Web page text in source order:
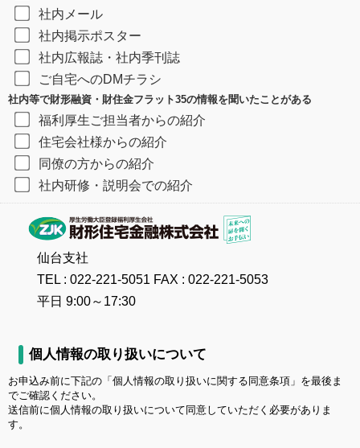
社内メール
社内掲示ポスター
社内広報誌・社内季刊誌
ご自宅へのDMチラシ
社内等で財形融資・財住金フラット35の情報を聞いたことがある
福利厚生ご担当者からの紹介
住宅会社様からの紹介
同僚の方からの紹介
社内研修・説明会での紹介
仙台支社
TEL : 022-221-5051 FAX : 022-221-5053
平日 9:00～17:30
個人情報の取り扱いについて
お申込み前に下記の「個人情報の取り扱いに関する同意条項」を最後ま
でご確認ください。
送信前に個人情報の取り扱いについて同意していただく必要がありま
す。